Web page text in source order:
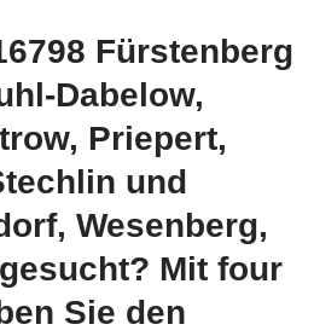
Fürstenberg
Dabelow,
Priepert,
und
Wesenberg,
Mit four
Sie den